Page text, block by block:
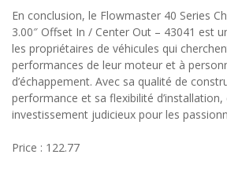
En conclusion, le Flowmaster 40 Series
3.00″ Offset In / Center Out – 43041 est
les propriétaires de véhicules qui
performances de leur moteur et à
d’échappement. Avec sa qualité de
performance et sa flexibilité
investissement judicieux pour les
Price : 122.77